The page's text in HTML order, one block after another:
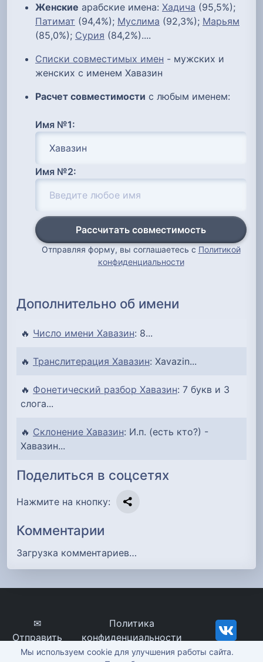
Женские арабские имена: Хадича (95,5%);
Патимат (94,4%); Муслима (92,3%); Марьям
(85,0%); Сурия (84,2%)....
Списки совместимых имен - мужских и
женских с именем Хавазин
Расчет совместимости с любым именем:
Имя №1:
Имя №2:
Рассчитать совместимость
Отправляя форму, вы соглашаетесь с Политикой
конфиденциальности
Дополнительно об имени
🔥 Число имени Хавазин: 8...
🔥 Транслитерация Хавазин: Xavazin...
🔥 Фонетический разбор Хавазин: 7 букв и 3
слога...
🔥 Склонение Хавазин: И.п. (есть кто?) -
Хавазин...
Поделиться в соцсетях
Нажмите на кнопку:
Комментарии
Загрузка комментариев…
✉
Отправить
сообщение
Политика
конфиденциальности
imena-znachenie.ru, ©
Мы используем cookie для улучшения работы сайта.